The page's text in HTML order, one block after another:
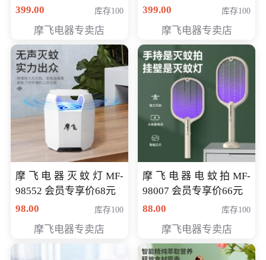
员专享价268元
399.00 库存100
摩飞电器专卖店
元
399.00 库存100
摩飞电器专卖店
摩飞电器灭蚊灯MF-
98552 会员专享价68元
98.00
库存100
摩飞电器专卖店
摩飞电器电蚊拍MF-
98007 会员专享价66元
88.00
库存100
摩飞电器专卖店